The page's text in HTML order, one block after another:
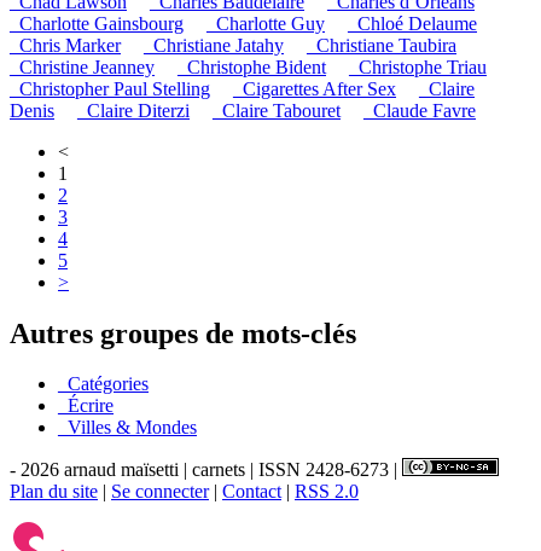
_Charlotte Gainsbourg
_Charlotte Guy
_Chloé Delaume
_Chris Marker
_Christiane Jatahy
_Christiane Taubira
_Christine Jeanney
_Christophe Bident
_Christophe Triau
_Christopher Paul Stelling
_Cigarettes After Sex
_Claire
Denis
_Claire Diterzi _Claire Tabouret
_Claude Favre
<
1
2
3
4
5
>
Autres groupes de mots-clés
_Catégories
_Écrire
_Villes & Mondes
- 2026 arnaud maïsetti | carnets | ISSN 2428-6273 |
Plan du site | Se connecter| Contact| RSS 2.0